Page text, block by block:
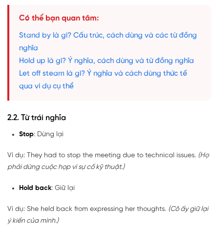
Có thể bạn quan tâm:
Stand by là gì? Cấu trúc, cách dùng và các từ đồng
nghĩa
Hold up là gì? Ý nghĩa, cách dùng và từ đồng nghĩa
Let off steam là gì? Ý nghĩa và cách dùng thức tế
qua ví dụ cụ thể
2.2. Từ trái nghĩa
Stop: Dừng lại
Ví dụ: They had to stop the meeting due to technical issues. (Họ
phải dừng cuộc họp vì sự cố kỹ thuật.)
Hold back: Giữ lại
Ví dụ: She held back from expressing her thoughts. (Cô ấy giữ lại
ý kiến của mình.)